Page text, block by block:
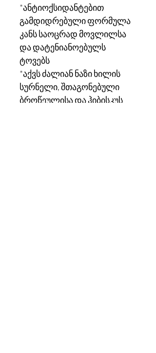
*ანტიოქსიდანტებით
გამდიდრებული ფორმულა
კანს საოცრად მოვლილსა
და დატენიანოებულს
ტოვებს
*აქვს ძალიან ნაზი ხილის
სურნელი, შთაგონებული
ბროწეულისა და ჰიბისკუს